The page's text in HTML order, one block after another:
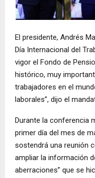
El presidente, Andrés
Día Internacional del
vigor el Fondo de
histórico, muy
trabajadores en el
laborales”, dijo el
Durante la conferencia
primer día del mes de
sostendrá una reunión
ampliar la información
aberraciones” que se